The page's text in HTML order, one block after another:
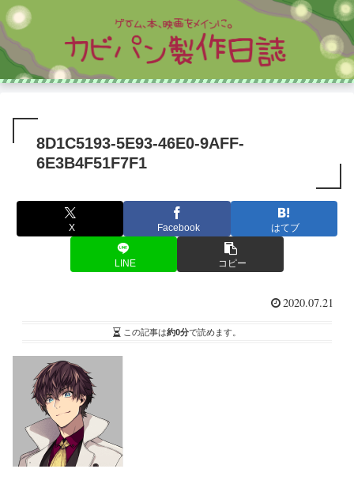
8D1C5193-5E93-46E0-9AFF-
6E3B4F51F7F1
X Facebook はてブ
LINE コピー
2020.07.21
この記事は約0分で読めます。